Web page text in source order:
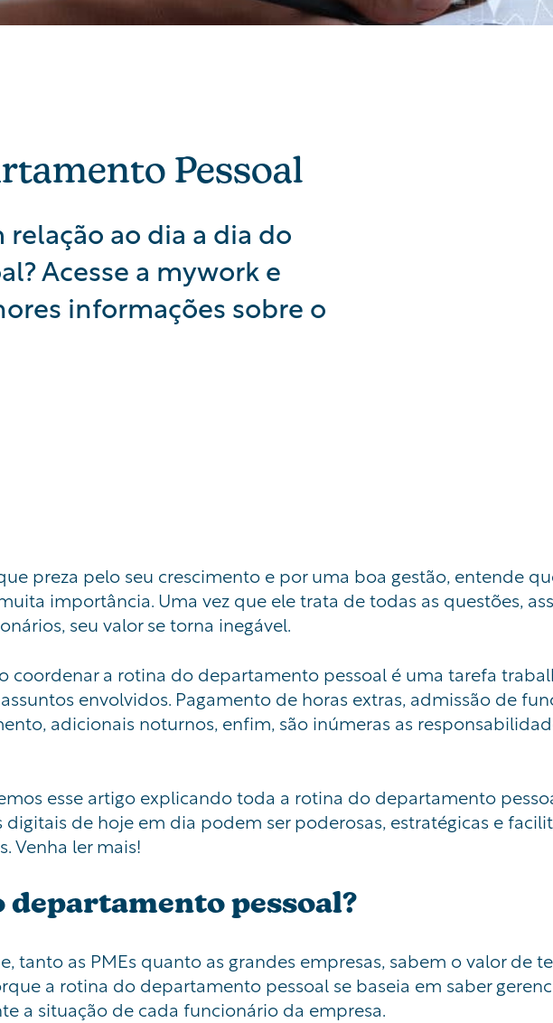
Pessoal
ao dia a dia do
Acesse a mywork e
informações sobre o
preza pelo seu crescimento e por uma boa gestão, entende
importância. Uma vez que ele trata de todas as questões,
seu valor se torna inegável.
coordenar a rotina do departamento pessoal é uma tarefa
assuntos envolvidos. Pagamento de horas extras, admissão de
adicionais noturnos, enfim, são inúmeras as
esse artigo explicando toda a rotina do departamento
de hoje em dia podem ser poderosas, estratégicas e
Venha ler mais!
departamento pessoal?
tanto as PMEs quanto as grandes empresas, sabem o valor de
a rotina do departamento pessoal se baseia em saber
a situação de cada funcionário da empresa.